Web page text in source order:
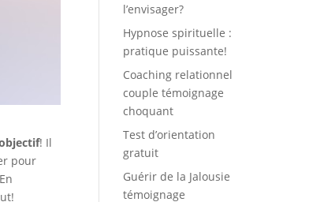
! Il
pour
l’envisager?
Hypnose spirituelle :
pratique puissante!
Coaching relationnel
couple témoignage
choquant
Test d’orientation
gratuit
Guérir de la Jalousie
témoignage